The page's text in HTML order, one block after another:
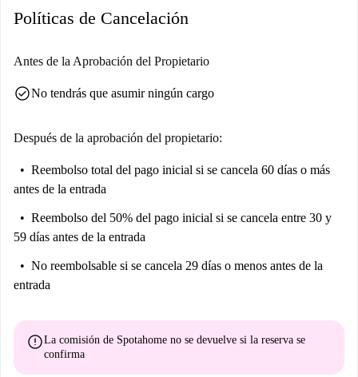
supermercados, con los mercados Dia y Primaprix cerca. Lugares de
Bajorrelieve del Encierro están a poca distancia. Elige esta propiedad
Políticas de Cancelación
Antes de la Aprobación del Propietario
check_circleNo tendrás que asumir ningún cargo
Después de la aprobación del propietario:
Reembolso total del pago inicial si se cancela 60 días o más
antes de la entrada
Reembolso del 50% del pago inicial si se cancela entre 30 y
59 días antes de la entrada
No reembolsable si se cancela 29 días o menos antes de la
entrada
errorLa comisión de Spotahome no se devuelve si la reserva se
confirma